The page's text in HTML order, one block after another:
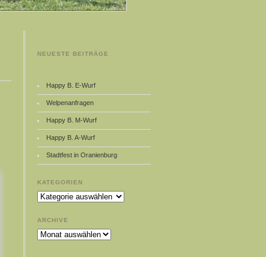
NEUESTE BEITRÄGE
Happy B. E-Wurf
Welpenanfragen
Happy B. M-Wurf
Happy B. A-Wurf
Stadtfest in Oranienburg
KATEGORIEN
Kategorien
ARCHIVE
Archive